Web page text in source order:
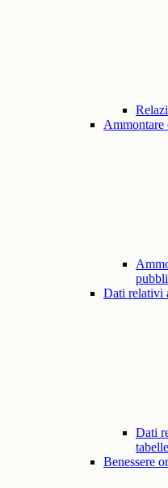
Ammontare
Dati relativi
Dati
Benessere